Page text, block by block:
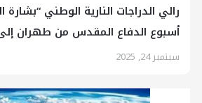
رالي الدراجات النارية الوطني “بشارة
أسبوع الدفاع المقدس من طهران
سبتمبر 24, 2025